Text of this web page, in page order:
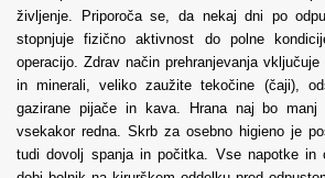
življenje. Priporoča se, da nekaj dni po
stopnjuje fizično aktivnost do polne
operacijo. Zdrav način prehranjevanja
in minerali, veliko zaužite tekočine (čaji),
gazirane pijače in kava. Hrana naj bo manj
vsekakor redna. Skrb za osebno higieno je
tudi dovolj spanja in počitka. Vse napotke in